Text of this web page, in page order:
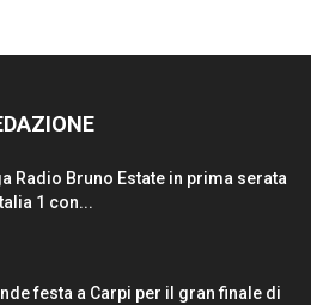
Radio Bruno Estate in prima serata
1 con...
festa a Carpi per il gran finale di